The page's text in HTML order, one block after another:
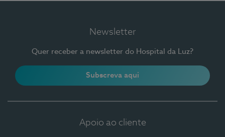
Newsletter
Quer receber a newsletter do Hospital da Luz?
Subscreva aqui
Apoio ao cliente